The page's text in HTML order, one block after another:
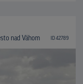
nad Váhom ID 42789